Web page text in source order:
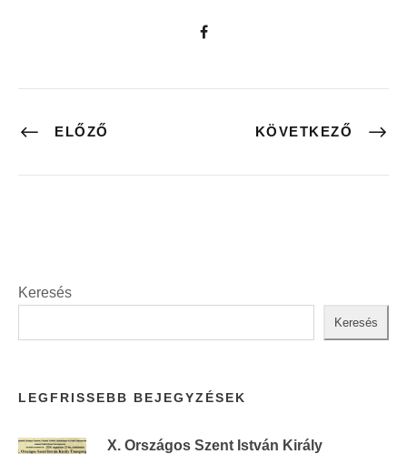
ELŐZŐ KÖVETKEZŐ
Keresés
Keresés
LEGFRISSEBB BEJEGYZÉSEK
X. Országos Szent István Király